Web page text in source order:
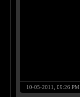
10-05-2011, 09:26 PM